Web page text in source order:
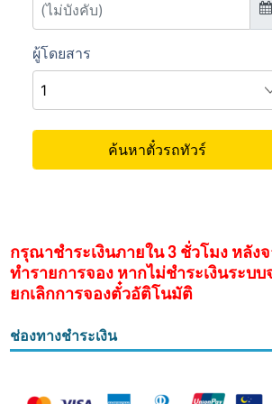
กรุณาชำระเงินภายใน 3 ชั่วโมง หลัง
ทำรายการจอง หากไม่ชำระเงินระบบ
ยกเลิกการจองตั๋วอัติโนมัติ
ช่องทางชำระเงิน